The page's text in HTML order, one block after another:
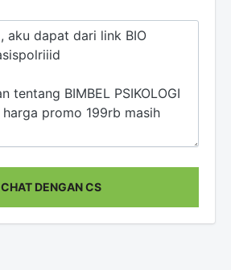
CHAT DENGAN CS